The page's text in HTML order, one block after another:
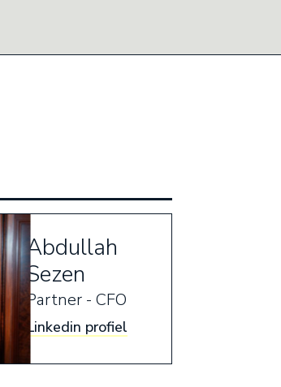
Abdullah
Sezen
Partner - CFO
Linkedin profiel